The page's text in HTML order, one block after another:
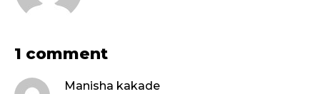
1 comment
Manisha kakade